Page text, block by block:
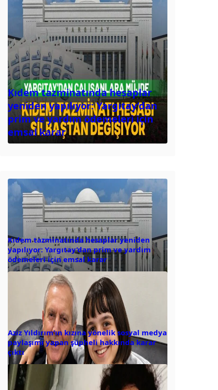
Kıdem tazminatında hesaplar
yeniden yapılıyor: Yargıtay’dan
prim ve yardım ödemeleri için
emsal karar
Kıdem tazminatında hesaplar yeniden
yapılıyor: Yargıtay’dan prim ve yardım
ödemeleri için emsal karar
Aziz Yıldırım’ın kızına yönelik sosyal medya
paylaşımı yapan şüpheli hakkında karar
çıktı